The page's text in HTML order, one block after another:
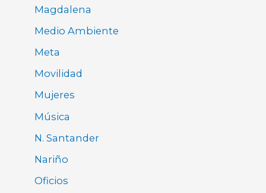
Magdalena
Medio Ambiente
Meta
Movilidad
Mujeres
Música
N. Santander
Nariño
Oficios